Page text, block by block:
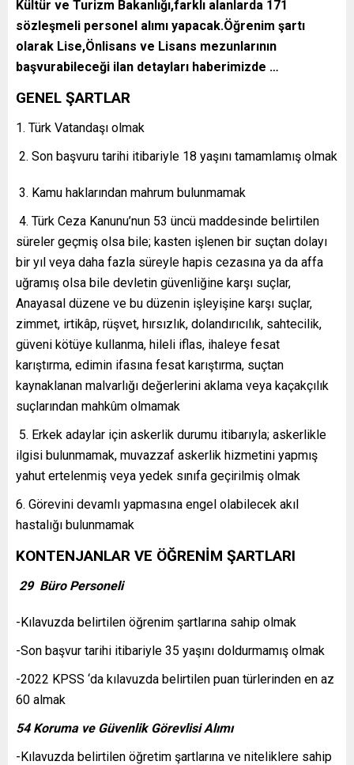
Kültür ve Turizm Bakanlığı,farklı alanlarda 171
sözleşmeli personel alımı yapacak.Öğrenim şartı
olarak Lise,Önlisans ve Lisans mezunlarının
başvurabileceği ilan detayları haberimizde …
GENEL ŞARTLAR
1. Türk Vatandaşı olmak
2. Son başvuru tarihi itibariyle 18 yaşını tamamlamış olmak
3. Kamu haklarından mahrum bulunmamak
4. Türk Ceza Kanunu’nun 53 üncü maddesinde belirtilen
süreler geçmiş olsa bile; kasten işlenen bir suçtan dolayı
bir yıl veya daha fazla süreyle hapis cezasına ya da affa
uğramış olsa bile devletin güvenliğine karşı suçlar,
Anayasal düzene ve bu düzenin işleyişine karşı suçlar,
zimmet, irtikâp, rüşvet, hırsızlık, dolandırıcılık, sahtecilik,
güveni kötüye kullanma, hileli iflas, ihaleye fesat
karıştırma, edimin ifasına fesat karıştırma, suçtan
kaynaklanan malvarlığı değerlerini aklama veya kaçakçılık
suçlarından mahkûm olmamak
5. Erkek adaylar için askerlik durumu itibarıyla; askerlikle
ilgisi bulunmamak, muvazzaf askerlik hizmetini yapmış
yahut ertelenmiş veya yedek sınıfa geçirilmiş olmak
6. Görevini devamlı yapmasına engel olabilecek akıl
hastalığı bulunmamak
KONTENJANLAR VE ÖĞRENİM ŞARTLARI
29 Büro Personeli
-Kılavuzda belirtilen öğrenim şartlarına sahip olmak
-Son başvur tarihi itibariyle 35 yaşını doldurmamış olmak
-2022 KPSS ‘da kılavuzda belirtilen puan türlerinden en az
60 almak
54 Koruma ve Güvenlik Görevlisi Alımı
-Kılavuzda belirtilen öğretim şartlarına ve niteliklere sahip